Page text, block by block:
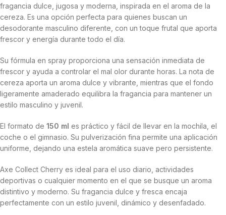
fragancia dulce, jugosa y moderna, inspirada en el aroma de la
cereza. Es una opción perfecta para quienes buscan un
desodorante masculino diferente, con un toque frutal que aporta
frescor y energía durante todo el día.
Su fórmula en spray proporciona una sensación inmediata de
frescor y ayuda a controlar el mal olor durante horas. La nota de
cereza aporta un aroma dulce y vibrante, mientras que el fondo
ligeramente amaderado equilibra la fragancia para mantener un
estilo masculino y juvenil.
El formato de 150 ml es práctico y fácil de llevar en la mochila, el
coche o el gimnasio. Su pulverización fina permite una aplicación
uniforme, dejando una estela aromática suave pero persistente.
Axe Collect Cherry es ideal para el uso diario, actividades
deportivas o cualquier momento en el que se busque un aroma
distintivo y moderno. Su fragancia dulce y fresca encaja
perfectamente con un estilo juvenil, dinámico y desenfadado.